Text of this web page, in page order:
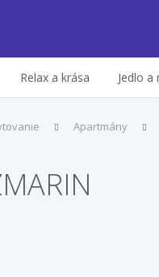
Relax a krása Jedlo a
Apartmány